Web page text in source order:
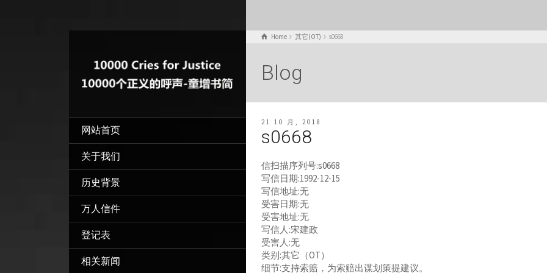
网站首页
关于我们
历史背景
万人信件
登记表
相关新闻
Home 其它(OT) s0668
Blog
21 10 月, 2018
s0668
信扫描序列号:s0668
写信日期:1992-12-15
写信地址:无
受害日期:无
受害地址:无
写信人:宋建政
受害人:无
类别:其它（OT）
细节:支持索赔，为索赔出谋划策提建议。